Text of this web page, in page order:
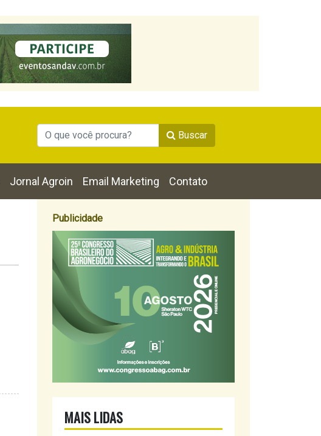
Buscar
Jornal Agroin Email Marketing Contato
Publicidade
MAIS LIDAS